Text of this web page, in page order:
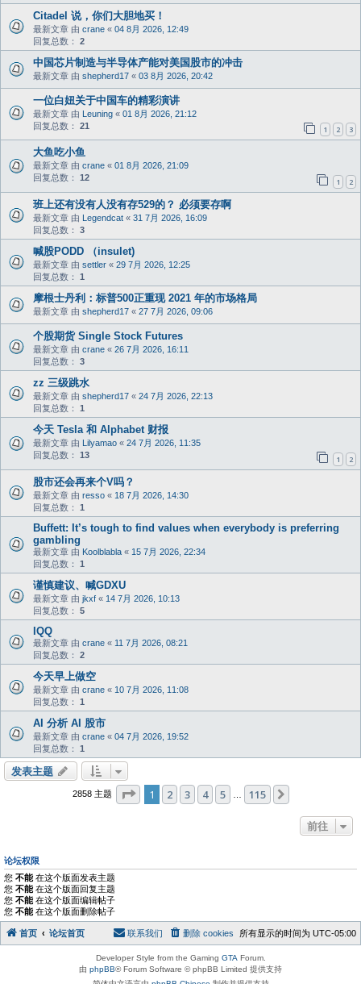
Citadel 说，你们大胆地买！
最新文章 由 crane « 04 8月 2026, 12:49
回复总数： 2
中国芯片制造与半导体产能对美国股市的冲击
最新文章 由 shepherd17 « 03 8月 2026, 20:42
一位白妞关于中国车的精彩演讲
最新文章 由 Leuning « 01 8月 2026, 21:12
回复总数： 21 1 2 3
大鱼吃小鱼
最新文章 由 crane « 01 8月 2026, 21:09
回复总数： 12 1 2
班上还有没有人没有存529的？ 必须要存啊
最新文章 由 Legendcat « 31 7月 2026, 16:09
回复总数： 3
喊股PODD （insulet)
最新文章 由 settler « 29 7月 2026, 12:25
回复总数： 1
摩根士丹利：标普500正重现 2021 年的市场格局
最新文章 由 shepherd17 « 27 7月 2026, 09:06
个股期货 Single Stock Futures
最新文章 由 crane « 26 7月 2026, 16:11
回复总数： 3
zz 三级跳水
最新文章 由 shepherd17 « 24 7月 2026, 22:13
回复总数： 1
今天 Tesla 和 Alphabet 财报
最新文章 由 Lilyamao « 24 7月 2026, 11:35
回复总数： 13 1 2
股市还会再来个V吗？
最新文章 由 resso « 18 7月 2026, 14:30
回复总数： 1
Buffett: It’s tough to find values when everybody is preferring
gambling
最新文章 由 Koolblabla « 15 7月 2026, 22:34
回复总数： 1
谨慎建议、喊GDXU
最新文章 由 jkxf « 14 7月 2026, 10:13
回复总数： 5
IQQ
最新文章 由 crane « 11 7月 2026, 08:21
回复总数： 2
今天早上做空
最新文章 由 crane « 10 7月 2026, 11:08
回复总数： 1
AI 分析 AI 股市
最新文章 由 crane « 04 7月 2026, 19:52
回复总数： 1
发表主题
2858 主题 分页：1 115
1 2 3 4 5 115
前往
论坛权限
您 不能 在这个版面发表主题
您 不能 在这个版面回复主题
您 不能 在这个版面编辑帖子
您 不能 在这个版面删除帖子
首页 论坛首页 所有显示的时间为 UTC-05:00
删除 cookies
联系我们
Developer Style from the Gaming GTAForum.
由 phpBB® Forum Software © phpBB Limited 提供支持